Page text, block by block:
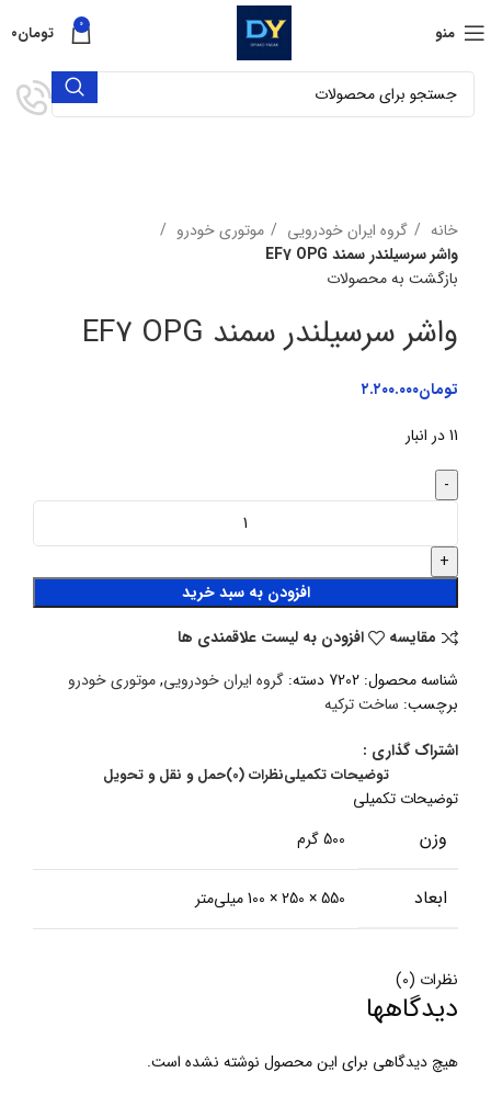
منو 0 تومان۰
خانه
گروه ایران خودرویی
موتوری خودرو
واشر سرسیلندر سمند EF7 OPG
بازگشت به محصولات
واشر سرسیلندر سمند EF7 OPG
تومان۲.۲۰۰.۰۰۰
11 در انبار
افزودن به سبد خرید
مقایسه
افزودن به لیست علاقمندی ها
شناسه محصول: 7202 دسته: گروه ایران خودرویی,موتوری خودرو
برچسب: ساخت ترکیه
اشتراک گذاری :
توضیحات تکمیلینظرات (0) حمل و نقل و تحویل
توضیحات تکمیلی
وزن 500 گرم
ابعاد 550 × 250 × 100 میلی‌متر
نظرات (0)
دیدگاهها
هیچ دیدگاهی برای این محصول نوشته نشده است.